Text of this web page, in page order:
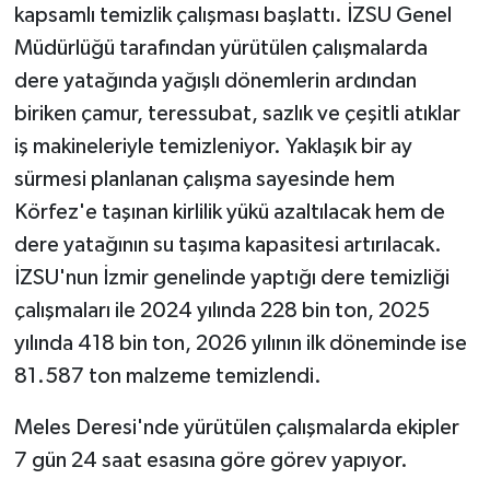
kapsamlı temizlik çalışması başlattı. İZSU Genel
Müdürlüğü tarafından yürütülen çalışmalarda
dere yatağında yağışlı dönemlerin ardından
biriken çamur, teressubat, sazlık ve çeşitli atıklar
iş makineleriyle temizleniyor. Yaklaşık bir ay
sürmesi planlanan çalışma sayesinde hem
Körfez'e taşınan kirlilik yükü azaltılacak hem de
dere yatağının su taşıma kapasitesi artırılacak.
İZSU'nun İzmir genelinde yaptığı dere temizliği
çalışmaları ile 2024 yılında 228 bin ton, 2025
yılında 418 bin ton, 2026 yılının ilk döneminde ise
81.587 ton malzeme temizlendi.
Meles Deresi'nde yürütülen çalışmalarda ekipler
7 gün 24 saat esasına göre görev yapıyor.